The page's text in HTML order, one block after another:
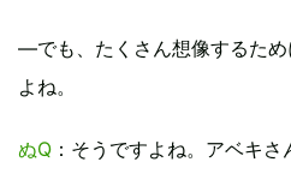
―でも、たくさん想像するた
よね。
ぬQ ：そうですよね。アベキ